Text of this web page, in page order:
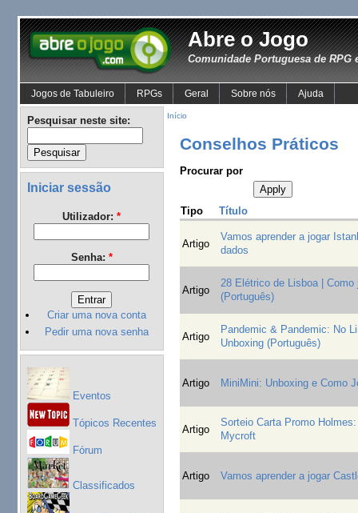
Abre o Jogo
Comunidade Portuguesa de RPG
Jogos de Tabuleiro RPGs Geral Sobre nós Ajuda
Pesquisar neste site:
Iniciar sessão
Utilizador: *
Senha: *
Criar uma nova conta
Pedir uma nova senha
Eventos
Tópicos Recentes
Fórum
Classificados
Início
Conselhos Práticos
Procurar por
Tipo Título
Artigo
Vamos aprender a jogar
dados
Artigo
28 Elétrico de Lisboa | Como
(Português)
Artigo
Pandemic & Pandemic: No
Unboxing (Português)
Artigo MiniMini: Unboxing e Como
Artigo
Sorteio Carta Promo
Mycroft
Artigo Vamos aprender a jogar